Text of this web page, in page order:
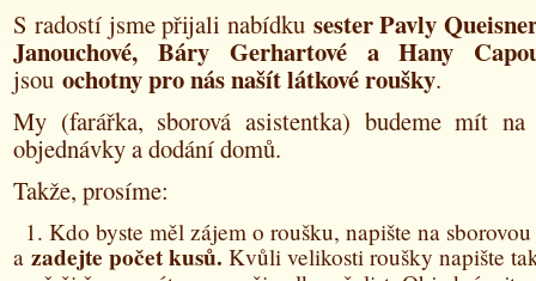
S radostí jsme přijali nabídku sester Pavly
Janouchové, Báry Gerhartové a Hany
jsou ochotny pro nás našít látkové roušky.
My (farářka, sborová asistentka) budeme mít na
objednávky a dodání domů.
Takže, prosíme:
Kdo byste měl zájem o roušku, napište na sborovou
a zadejte počet kusů. Kvůli velikosti roušky napište